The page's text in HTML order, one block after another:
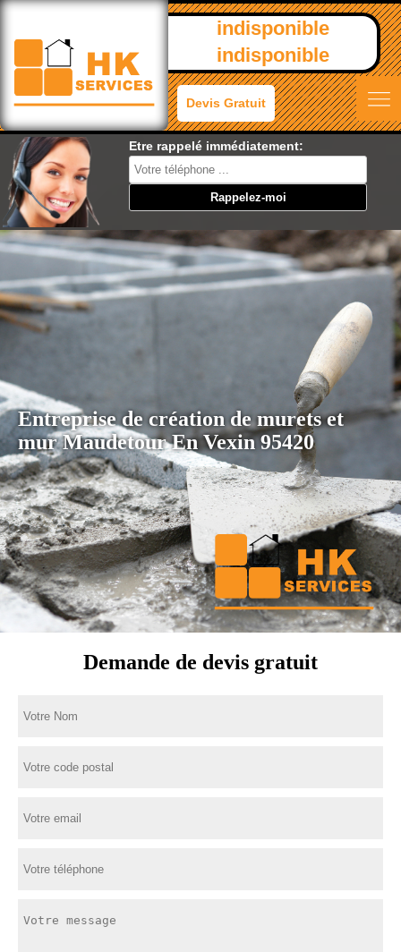
indisponible
indisponible
Devis Gratuit
Etre rappelé immédiatement:
Entreprise de création de murets et
mur Maudetour En Vexin 95420
Demande de devis gratuit